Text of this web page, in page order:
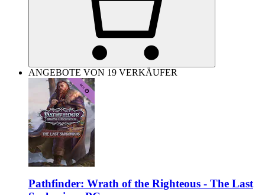
ANGEBOTE VON 19 VERKÄUFER
Pathfinder: Wrath of the Righteous - The Last